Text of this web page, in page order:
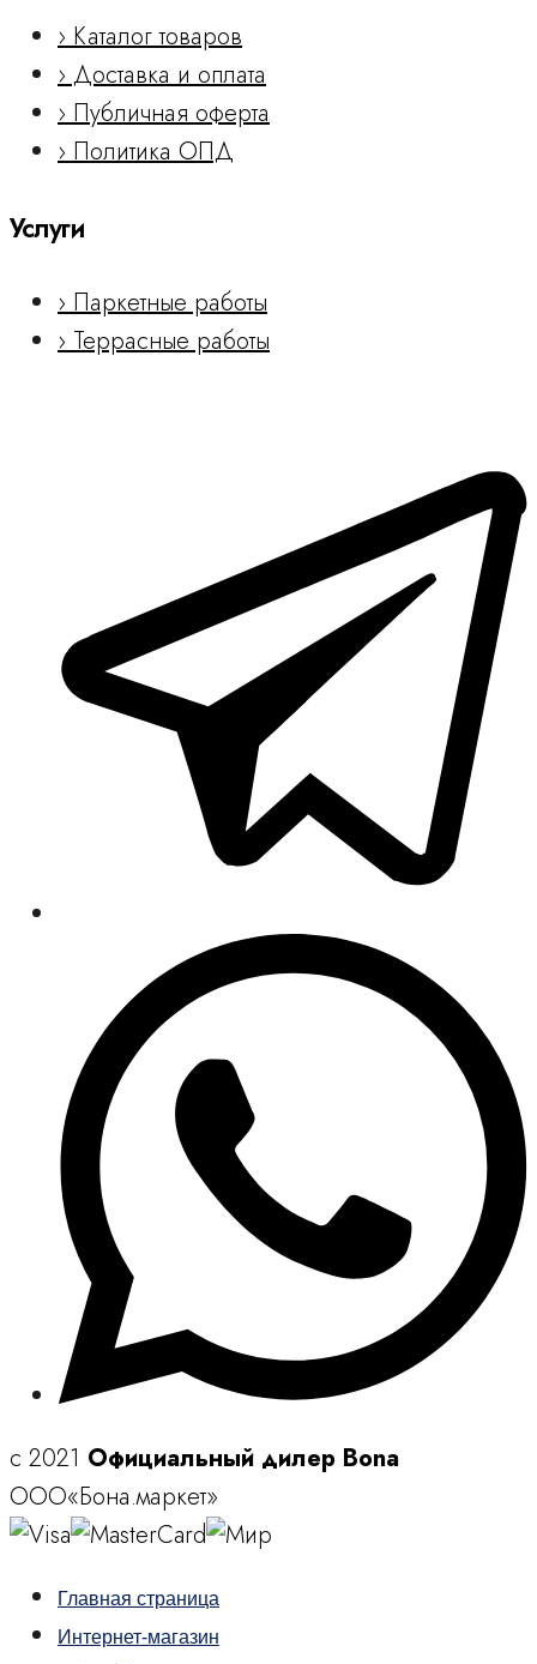
› Каталог товаров
› Доставка и оплата
› Публичная оферта
› Политика ОПД
Услуги
› Паркетные работы
› Террасные работы
c 2021 Официальный дилер Bona
ООО«Бона.маркет»
Главная страница
Интернет-магазин